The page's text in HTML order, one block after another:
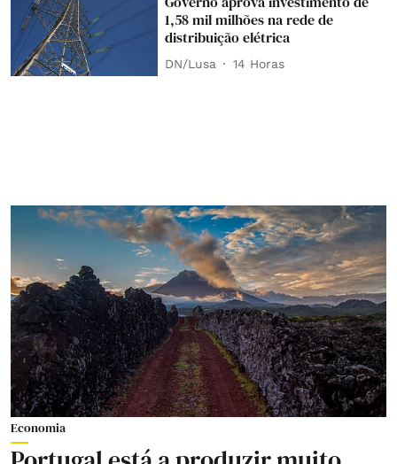
1,58 mil milhões na rede de
distribuição elétrica
DN/Lusa 14 Horas
Economia